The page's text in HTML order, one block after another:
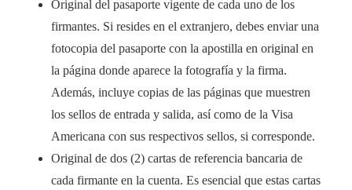
Original del pasaporte vigente de cada uno de los
firmantes. Si resides en el extranjero, debes enviar una
fotocopia del pasaporte con la apostilla en original en
la página donde aparece la fotografía y la firma.
Además, incluye copias de las páginas que muestren
los sellos de entrada y salida, así como de la Visa
Americana con sus respectivos sellos, si corresponde.
Original de dos (2) cartas de referencia bancaria de
cada firmante en la cuenta. Es esencial que estas cartas